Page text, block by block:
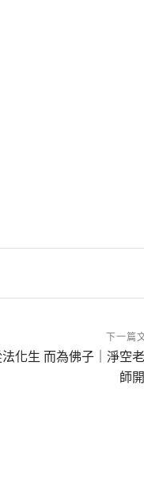
下一篇
化生 而為佛子｜淨空
師